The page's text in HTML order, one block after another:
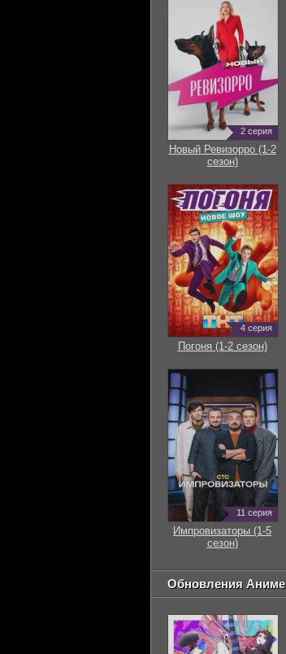
2 серия
Новый Ревизорро (1-2
сезон)
4 серия
Погоня (1-2 сезон)
11 серия
Импровизаторы (1-5
сезон)
Обновления Аниме